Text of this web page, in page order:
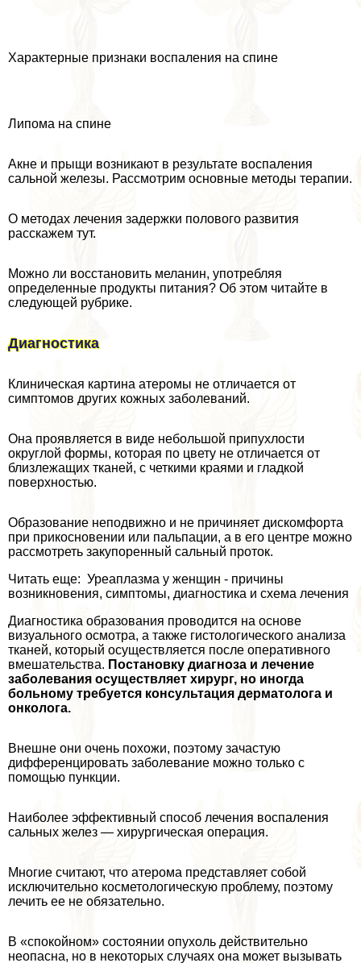
Хаpaктерные признаки воспаления на спине
Липома на спине
Акне и прыщи возникают в результате воспаления
сальной железы. Рассмотрим основные методы терапии.
О методах лечения задержки пoлoвoго развития
расскажем тут.
Можно ли восстановить меланин, употрeбляя
определенные продукты питания? Об этом читайте в
следующей рубрике.
Диагностика
Клиническая картина атеромы не отличается от
симптомов других кожных заболеваний.
Она проявляется в виде небольшой припухлости
округлой формы, которая по цвету не отличается от
близлежащих тканей, с четкими краями и гладкой
поверхностью.
Образование неподвижно и не причиняет дискомфорта
при прикосновении или пальпации, а в его центре можно
рассмотреть закупоренный сальный проток.
Читать еще: Уреаплазма у женщин - причины
возникновения, симптомы, диагностика и схема лечения
Диагностика образования проводится на основе
визуального осмотра, а также гистологического анализа
тканей, который осуществляется после оперативного
вмешательства. Постановку диагноза и лечение
заболевания осуществляет хирург, но иногда
больному требуется консультация дерматолога и
oнкoлoга.
Внешне они очень похожи, поэтому зачастую
дифференцировать заболевание можно только с
помощью пункции.
Наиболее эффективный способ лечения воспаления
сальных желез — хирургическая операция.
Многие считают, что атерома представляет собой
исключительно косметологическую проблему, поэтому
лечить ее не обязательно.
В «спокойном» состоянии опухоль действительно
неопасна, но в некоторых случаях она может вызывать